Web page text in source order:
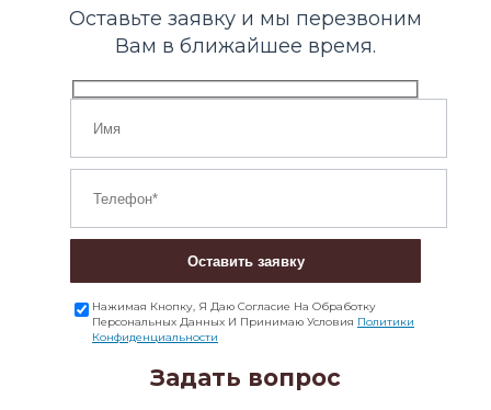
Оставьте заявку и мы перезвоним
Вам в ближайшее время.
Оставить заявку
Нажимая Кнопку, Я Даю Согласие На Обработку
Персональных Данных И Принимаю Условия Политики
Конфиденциальности
Задать вопрос